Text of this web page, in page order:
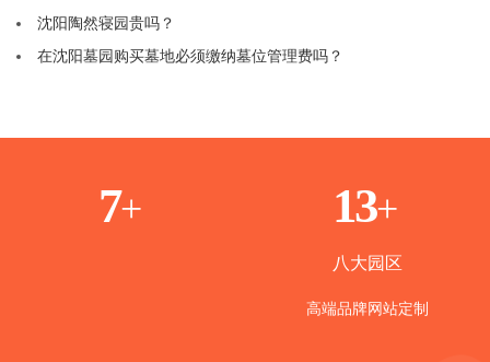
沈阳陶然寝园贵吗？
在沈阳墓园购买墓地必须缴纳墓位管理费吗？
1+ 8+
八大园区
高端品牌网站定制